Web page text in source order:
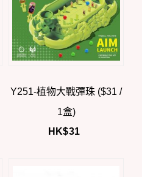
Y251-植物大戰彈珠 ($31 /
1盒)
HK$31